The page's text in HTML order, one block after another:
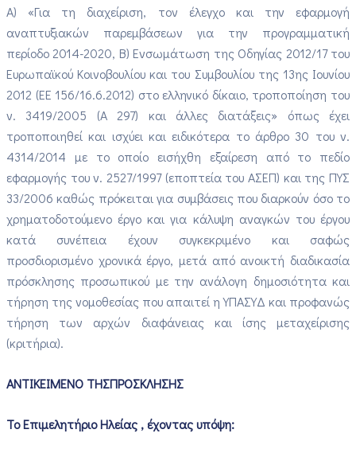
Α) «Για τη διαχείριση, τον έλεγχο και την εφαρμογή
αναπτυξιακών παρεμβάσεων για την προγραμματική
περίοδο 2014-2020, Β) Ενσωμάτωση της Οδηγίας 2012/17 του
Ευρωπαϊκού Κοινοβουλίου και του Συμβουλίου της 13ης Ιουνίου
2012 (ΕΕ 156/16.6.2012) στο ελληνικό δίκαιο, τροποποίηση του
ν. 3419/2005 (Α 297) και άλλες διατάξεις» όπως έχει
τροποποιηθεί και ισχύει και ειδικότερα το άρθρο 30 του ν.
4314/2014 με το οποίο εισήχθη εξαίρεση από το πεδίο
εφαρμογής του ν. 2527/1997 (εποπτεία του ΑΣΕΠ) και της ΠΥΣ
33/2006 καθώς πρόκειται για συμβάσεις που διαρκούν όσο το
χρηματοδοτούμενο έργο και για κάλυψη αναγκών του έργου
κατά συνέπεια έχουν συγκεκριμένο και σαφώς
προσδιορισμένο χρονικά έργο, μετά από ανοικτή διαδικασία
πρόσκλησης προσωπικού με την ανάλογη δημοσιότητα και
τήρηση της νομοθεσίας που απαιτεί η ΥΠΑΣΥΔ και προφανώς
τήρηση των αρχών διαφάνειας και ίσης μεταχείρισης
(κριτήρια).
ΑΝΤΙΚΕΙΜΕΝΟ ΤΗΣΠΡΟΣΚΛΗΣΗΣ
ΤοΕπιμελητήριο Ηλείας , έχοντας υπόψη: